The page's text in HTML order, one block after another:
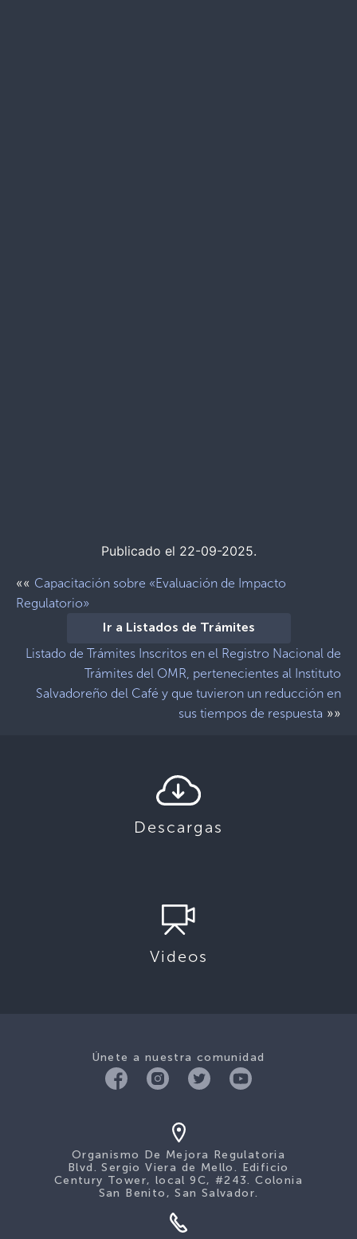
Publicado el 22-09-2025.
«« Capacitación sobre «Evaluación de Impacto
Regulatorio»
Ir a Listados de Trámites
Listado de Trámites Inscritos en el Registro Nacional de
Trámites del OMR, pertenecientes al Instituto
Salvadoreño del Café y que tuvieron un reducción en
sus tiempos de respuesta »»
Descargas
Videos
Únete a nuestra comunidad
Organismo De Mejora Regulatoria
Blvd. Sergio Viera de Mello. Edificio
Century Tower, local 9C, #243. Colonia
San Benito, San Salvador.